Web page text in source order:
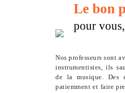
Le bon
pour
Nos professeurs sont
instrumentistes, ils
de la musique. Des
patiemment et faire